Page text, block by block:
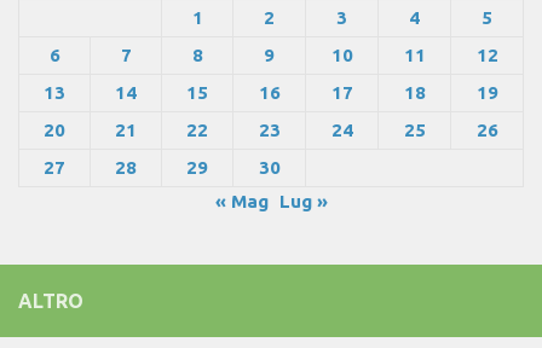
1
2 3 4
5
6
7 8 9 10 11
12
13
14 15 16 17 18
19
20
21 22 23 24 25
26
27
28 29
30
« Mag
Lug »
ALTRO